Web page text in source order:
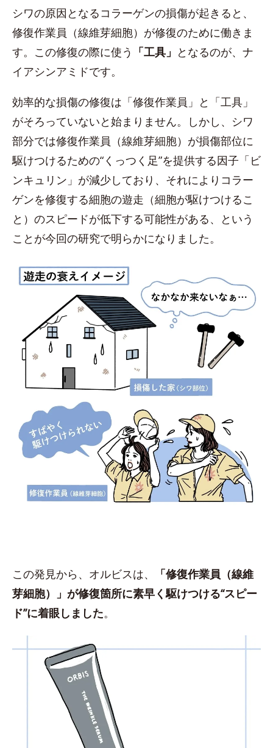
シワの原因となるコラーゲンの損傷が起きると、
修復作業員（線維芽細胞）が修復のために働きま
す。この修復の際に使う 「工具」 となるのが、ナ
イアシンアミドです。
効率的な損傷の修復は「修復作業員」と「工具」
がそろっていないと始まりません。しかし、シワ
部分では修復作業員（線維芽細胞）が損傷部位に
駆けつけるための“くっつく足”を提供する因子「ビ
ンキュリン」が減少しており、それによりコラー
ゲンを修復する細胞の遊走（細胞が駆けつけるこ
と）のスピードが低下する可能性がある、という
ことが今回の研究で明らかになりました。
この発見から、オルビスは、
「修復作業員（線維
芽細胞）」が修復箇所に素早く駆けつける“スピー
ド”に着眼しました。